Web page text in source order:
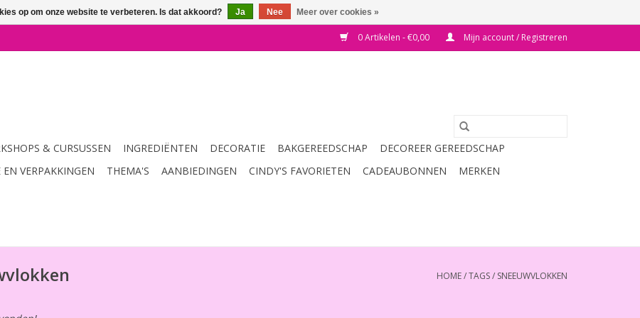
0 Artikelen - €0,00 Mijn account / Registreren
& CURSUSSEN INGREDIËNTEN DECORATIE BAKGEREEDSCHAP
DECOREER GEREEDSCHAP
EN VERPAKKINGEN
THEMA'S AANBIEDINGEN CINDY'S FAVORIETEN CADEAUBONNEN MERKEN
HOME/TAGS/ SNEEUWVLOKKEN
op om onze website te verbeteren. Is dat akkoord? Ja Nee Meer over cookies »